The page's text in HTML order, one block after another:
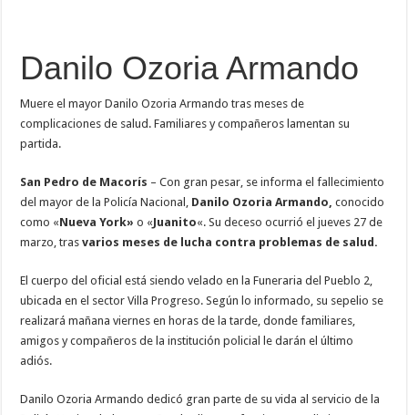
Danilo Ozoria Armando
Muere el mayor Danilo Ozoria Armando tras meses de
complicaciones de salud. Familiares y compañeros lamentan su
partida.
San Pedro de Macorís – Con gran pesar, se informa el fallecimiento
del mayor de la Policía Nacional, Danilo Ozoria Armando, conocido
como «Nueva York» o «Juanito«. Su deceso ocurrió el jueves 27 de
marzo, trasvarios meses de lucha contra problemas de salud.
El cuerpo del oficial está siendo velado en la Funeraria del Pueblo 2,
ubicada en el sector Villa Progreso. Según lo informado, su sepelio se
realizará mañana viernes en horas de la tarde, donde familiares,
amigos y compañeros de la institución policial le darán el último
adiós.
Danilo Ozoria Armando dedicó gran parte de su vida al servicio de la